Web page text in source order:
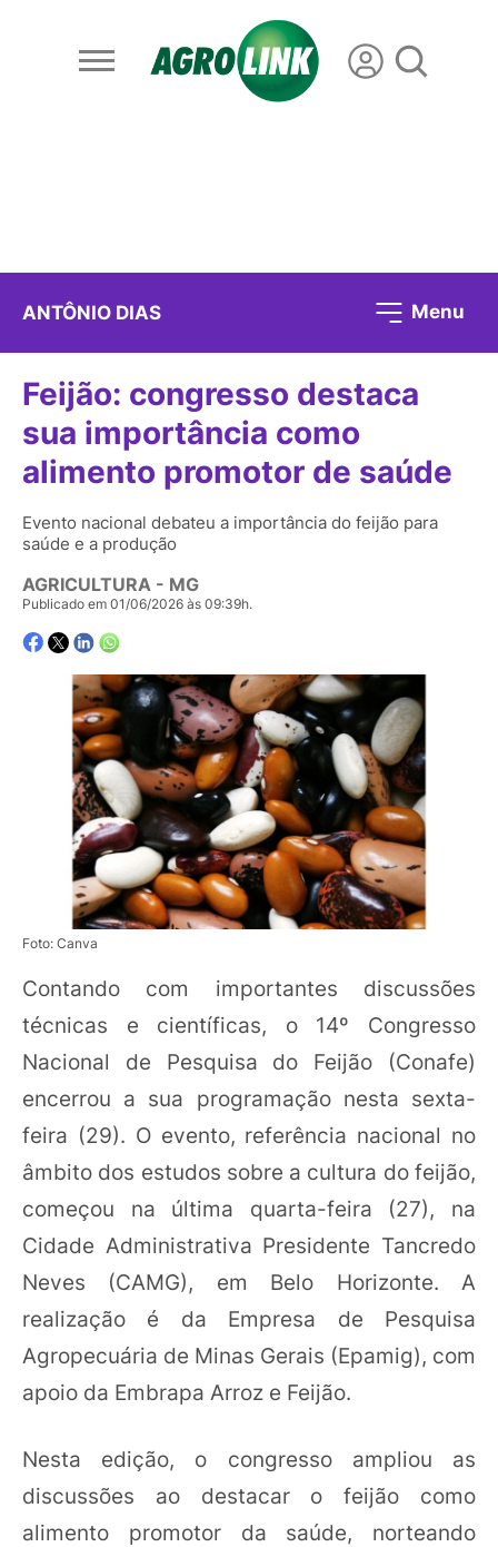
ANTÔNIO DIAS Menu
Feijão: congresso destaca
sua importância como
alimento promotor de saúde
Evento nacional debateu a importância do feijão para
saúde e a produção
AGRICULTURA - MG
Publicado em 01/06/2026 às 09:39h.
Foto: Canva
Contando com importantes discussões
técnicas e científicas, o 14º Congresso
Nacional de Pesquisa do Feijão (Conafe)
encerrou a sua programação nesta sexta-
feira (29). O evento, referência nacional no
âmbito dos estudos sobre a cultura do feijão,
começou na última quarta-feira (27), na
Cidade Administrativa Presidente Tancredo
Neves (CAMG), em Belo Horizonte. A
realização é da Empresa de Pesquisa
Agropecuária de Minas Gerais (Epamig), com
apoio da Embrapa Arroz e Feijão.
Nesta edição, o congresso ampliou as
discussões ao destacar o feijão como
alimento promotor da saúde, norteando